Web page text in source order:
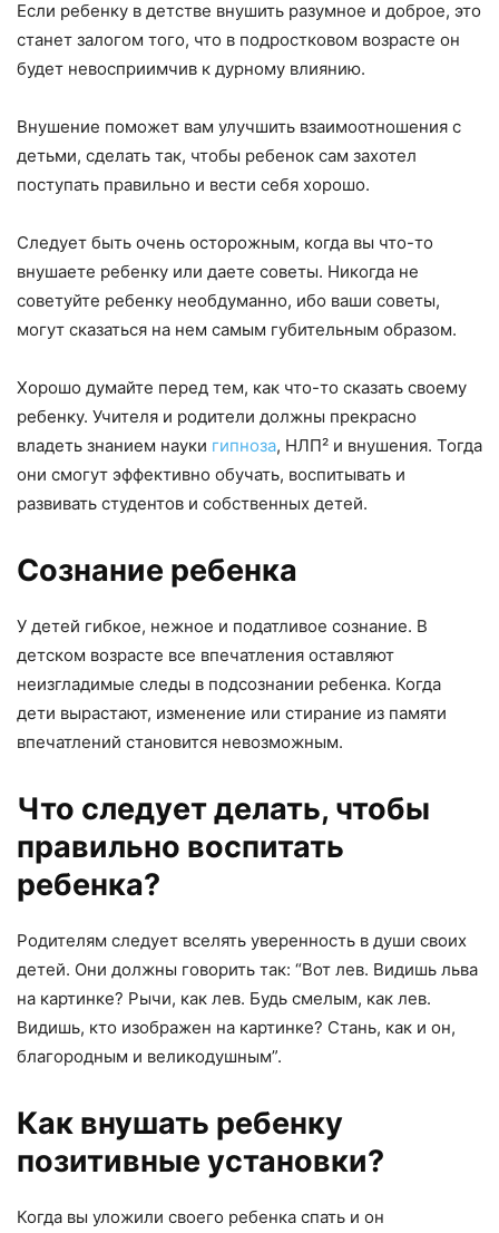
Если ребенку в детстве внушить разумное и доброе, это
станет залогом того, что в подростковом возрасте он
будет невосприимчив к дурному влиянию.
Внушение поможет вам улучшить взаимоотношения с
детьми, сделать так, чтобы ребенок сам захотел
поступать правильно и вести себя хорошо.
Следует быть очень осторожным, когда вы что-то
внушаете ребенку или даете советы. Никогда не
советуйте ребенку необдуманно, ибо ваши советы,
могут сказаться на нем самым губительным образом.
Хорошо думайте перед тем, как что-то сказать своему
ребенку. Учителя и родители должны прекрасно
владеть знанием науки гипноза, НЛП² и внушения. Тогда
они смогут эффективно обучать, воспитывать и
развивать студентов и собственных детей.
Сознание ребенка
У детей гибкое, нежное и податливое сознание. В
детском возрасте все впечатления оставляют
неизгладимые следы в подсознании ребенка. Когда
дети вырастают, изменение или стирание из памяти
впечатлений становится невозможным.
Что следует делать, чтобы
правильно воспитать
ребенка?
Родителям следует вселять уверенность в души своих
детей. Они должны говорить так: “Вот лев. Видишь льва
на картинке? Рычи, как лев. Будь смелым, как лев.
Видишь, кто изображен на картинке? Стань, как и он,
благородным и великодушным”.
Как внушать ребенку
позитивные установки?
Когда вы уложили своего ребенка спать и он